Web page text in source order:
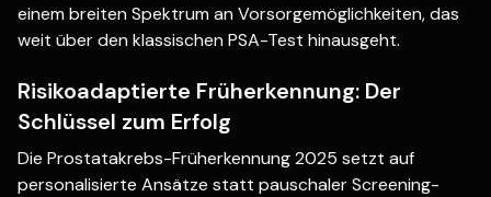
einem breiten Spektrum an Vorsorgemöglichkeiten, das
weit über den klassischen PSA-Test hinausgeht.
Risikoadaptierte Früherkennung: Der
Schlüssel zum Erfolg
Die Prostatakrebs-Früherkennung 2025 setzt auf
personalisierte Ansätze statt pauschaler Screening-